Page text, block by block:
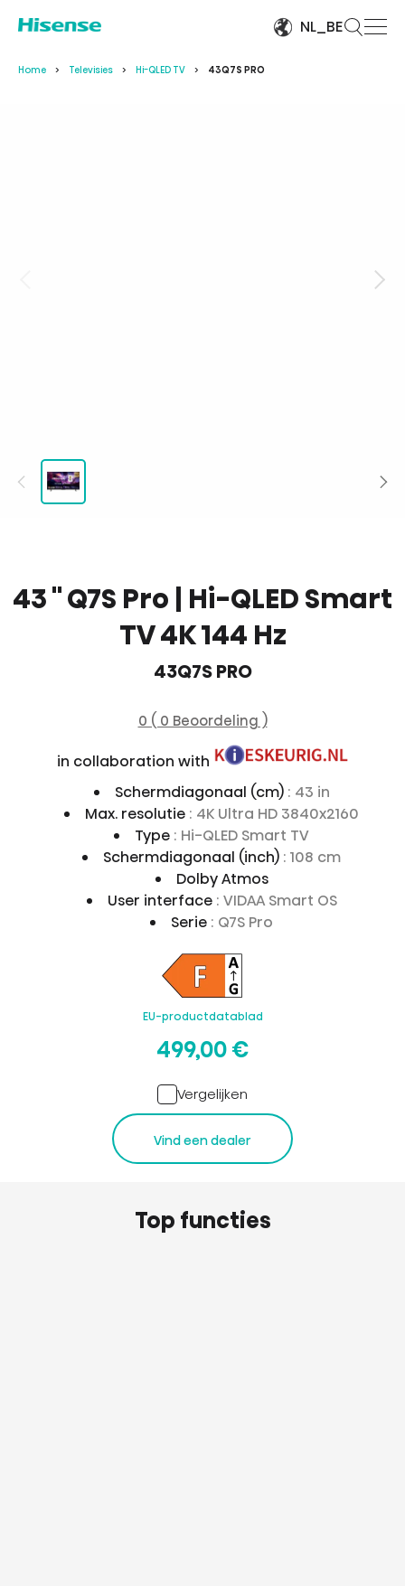
NL_BE
Home Televisies Hi-QLED TV 43Q7S PRO
43 '' Q7S Pro | Hi-QLED Smart
TV 4K 144 Hz
43Q7S PRO
0 ( 0 Beoordeling )
in collaboration with
Schermdiagonaal (cm) : 43 in
Max. resolutie : 4K Ultra HD 3840x2160
Type : Hi-QLED Smart TV
Schermdiagonaal (inch) : 108 cm
Dolby Atmos
User interface : VIDAA Smart OS
Serie : Q7S Pro
EU-productdatablad
499,00 €
Vergelijken
Vind een dealer
Top functies